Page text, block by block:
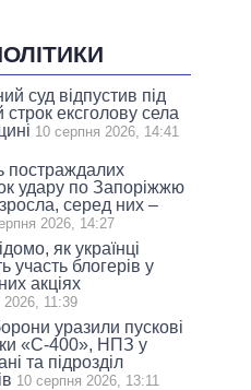
суд відпустив під
ексголову села
10 серпня 2026, 14:41
постраждалих
удару по Запоріжжю
серед них –
2026, 14:27
як українці
участь блогерів у
акціях
2026, 11:39
уразили пускові
«С-400», НПЗ у
та підрозділ
10 серпня 2026, 13:11